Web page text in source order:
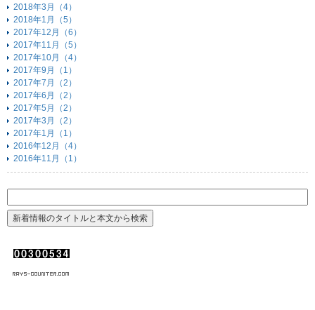
2018年3月（4）
2018年1月（5）
2017年12月（6）
2017年11月（5）
2017年10月（4）
2017年9月（1）
2017年7月（2）
2017年6月（2）
2017年5月（2）
2017年3月（2）
2017年1月（1）
2016年12月（4）
2016年11月（1）